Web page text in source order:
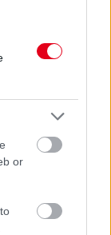
or
el az F1 a